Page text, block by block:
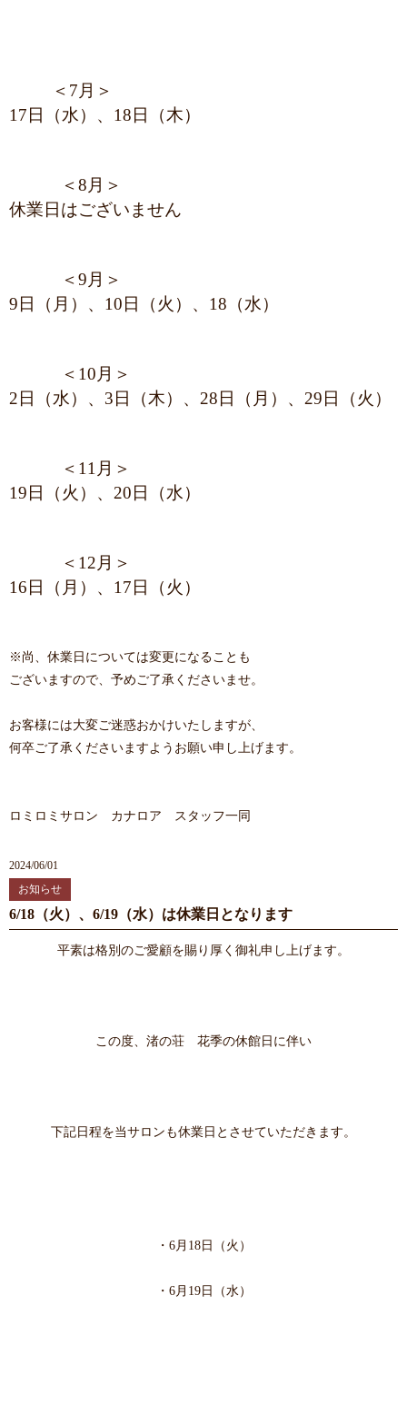
＜7月＞
17日（水）、18日（木）
＜8月＞
休業日はございません
＜9月＞
9日（月）、10日（火）、18（水）
＜10月＞
2日（水）、3日（木）、 28日（月）、29日（火）
＜11月＞
19日（火）、20日（水）
＜12月＞
16日（月）、17日（火）
※尚、休業日については変更になることも
ございますので、予めご了承くださいませ。
お客様には大変ご迷惑おかけいたしますが、
何卒ご了承くださいますようお願い申し上げます。
ロミロミサロン カナロア スタッフ一同
2024/06/01
お知らせ
6/18（火）、6/19（水）は休業日となります
平素は格別のご愛顧を賜り厚く御礼申し上げます。
この度、渚の荘 花季の休館日に伴い
下記日程を当サロンも休業日とさせていただきます。
・6月18日（火）
・6月19日（水）